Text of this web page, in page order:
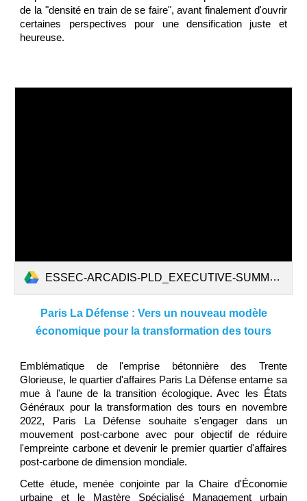
de la "densité en train de se faire", avant finalement d'ouvrir
certaines perspectives pour une densification juste et
heureuse.
ESSEC-ARCADIS-PLD_EXECUTIVE-SUMMARY_FINALE.pdf
Paris La Défense : Vers un nouveau modèle
économique pour la transformation des tours
Emblématique de l'emprise bétonnière des Trente
Glorieuse, le quartier d'affaires Paris La Défense entame sa
mue à l'aune de la transition écologique. Avec les États
Généraux pour la transformation des tours en novembre
2022, Paris La Défense souhaite s'engager dans un
mouvement post-carbone avec pour objectif de réduire
l'empreinte carbone et devenir le premier quartier d'affaires
post-carbone de dimension mondiale.
Cette étude, menée conjointe par la Chaire d'Économie
urbaine et le Mastère Spécialisé Management urbain